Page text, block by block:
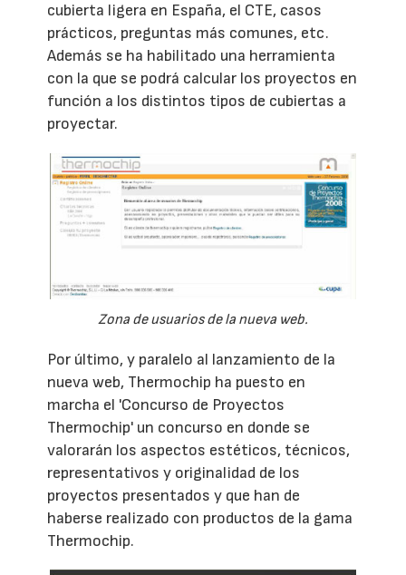
cubierta ligera en España, el CTE, casos
prácticos, preguntas más comunes, etc.
Además se ha habilitado una herramienta
con la que se podrá calcular los proyectos en
función a los distintos tipos de cubiertas a
proyectar.
Zona de usuarios de la nueva web.
Por último, y paralelo al lanzamiento de la
nueva web, Thermochip ha puesto en
marcha el 'Concurso de Proyectos
Thermochip' un concurso en donde se
valorarán los aspectos estéticos, técnicos,
representativos y originalidad de los
proyectos presentados y que han de
haberse realizado con productos de la gama
Thermochip.